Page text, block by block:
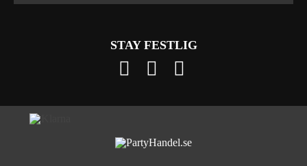
STAY FESTLIG